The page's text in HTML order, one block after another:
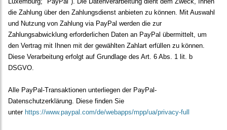
die Zahlung über den Zahlungsdienst anbieten zu können. Mit Auswahl
und Nutzung von Zahlung via PayPal werden die zur
Zahlungsabwicklung erforderlichen Daten an PayPal übermittelt, um
den Vertrag mit Ihnen mit der gewählten Zahlart erfüllen zu können.
Diese Verarbeitung erfolgt auf Grundlage des Art. 6 Abs. 1 lit. b
DSGVO.
Alle PayPal-Transaktionen unterliegen der PayPal-
Datenschutzerklärung. Diese finden Sie
unter https://www.paypal.com/de/webapps/mpp/ua/privacy-full